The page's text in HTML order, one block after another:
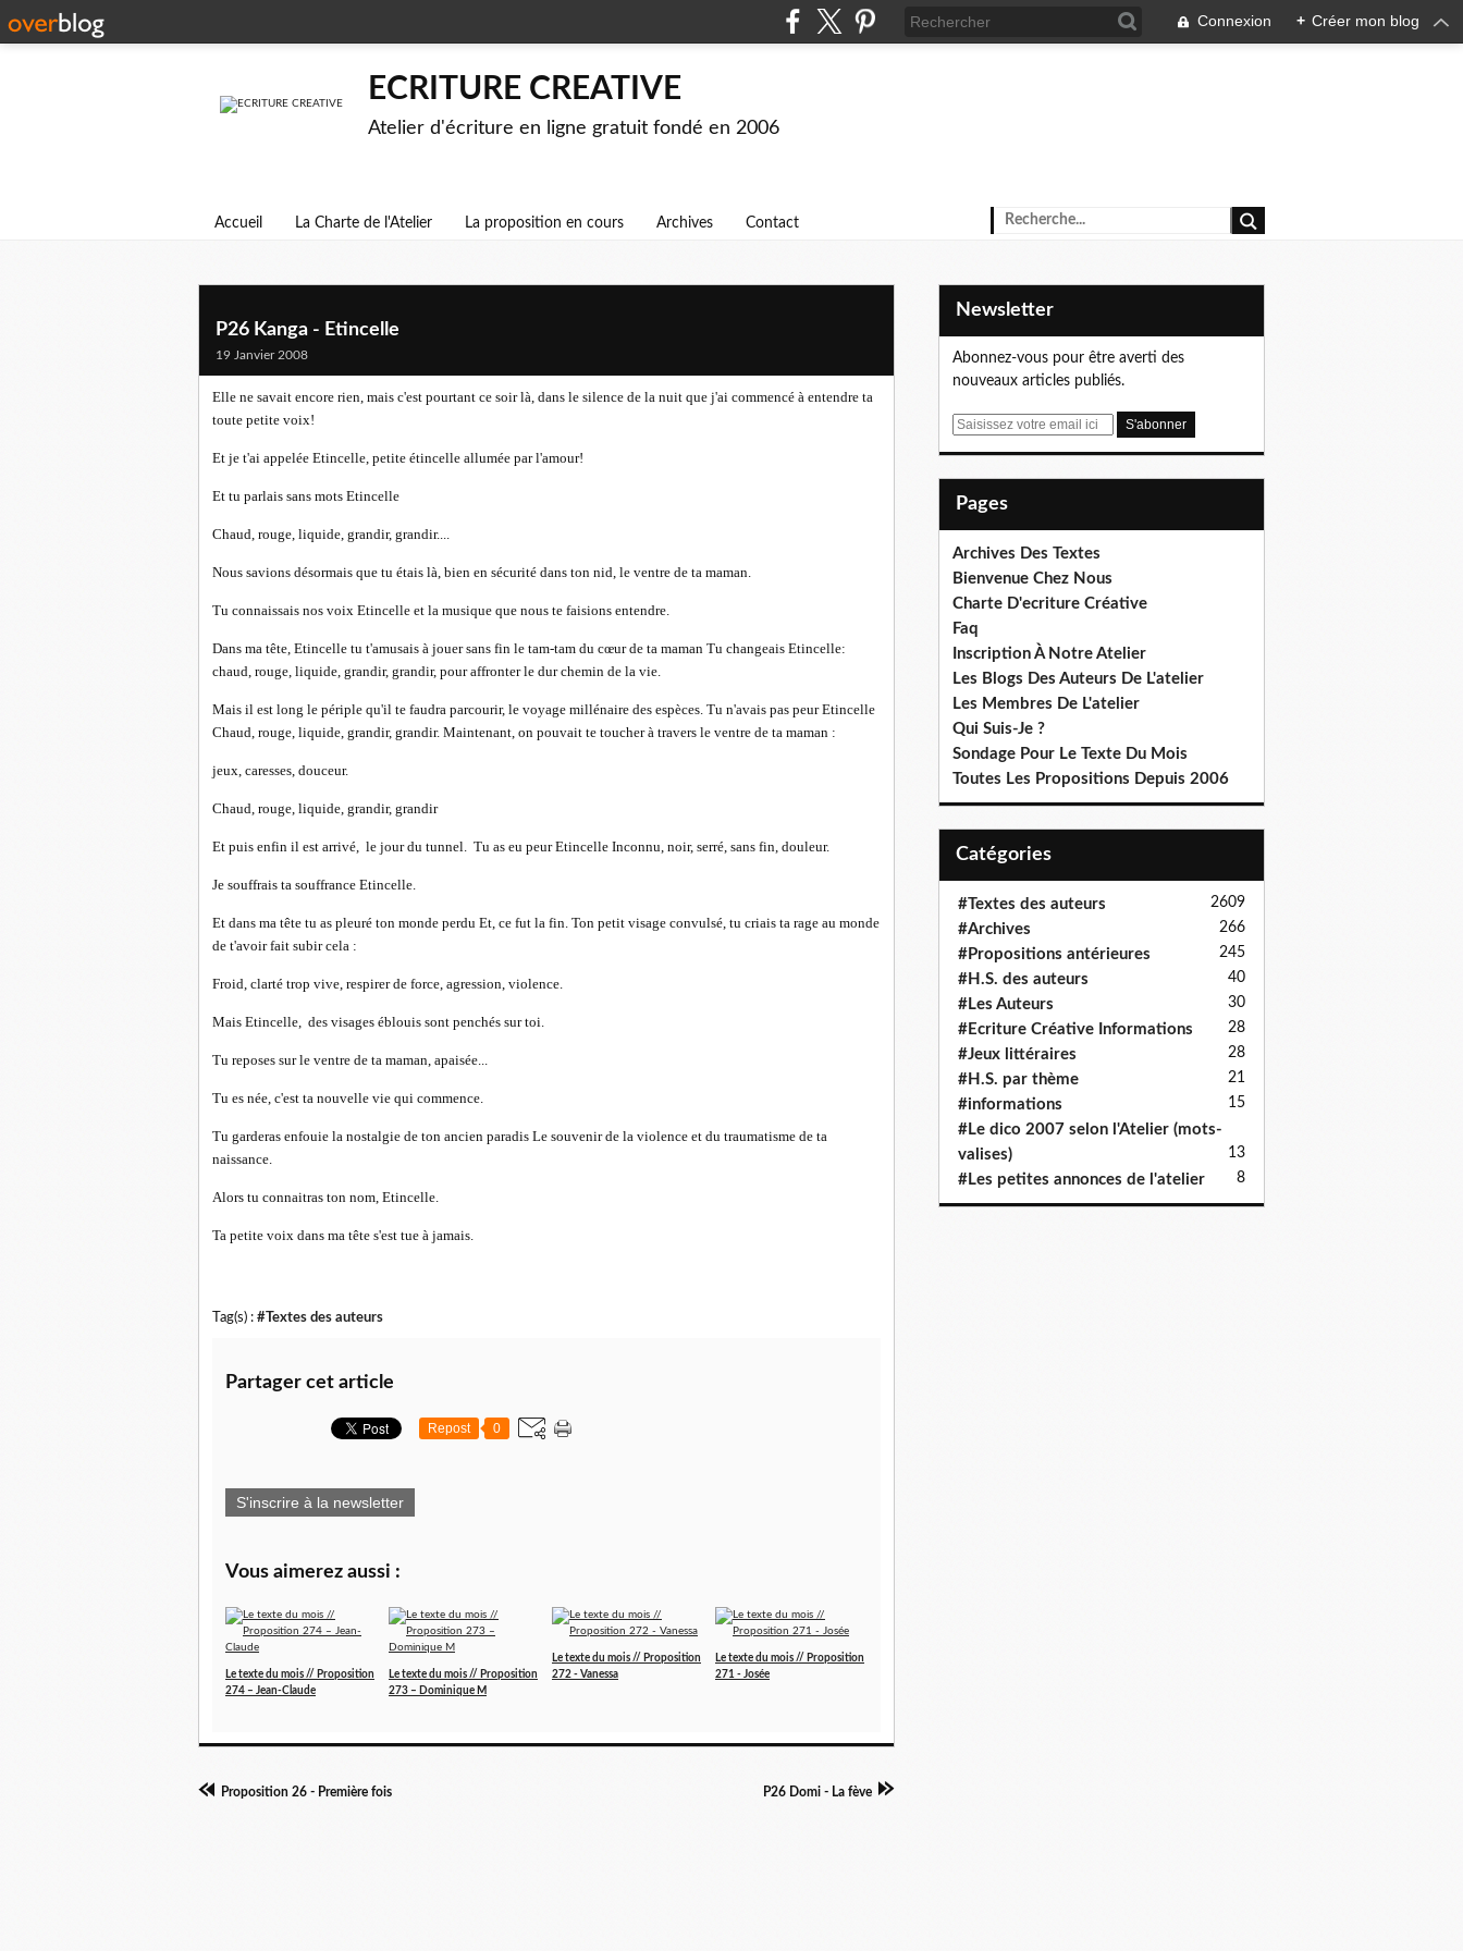
Connexion + Créer mon blog
ECRITURE CREATIVE
Atelier d'écriture en ligne gratuit fondé en 2006
Accueil La Charte de l'Atelier La proposition en cours Archives Contact
P26 Kanga - Etincelle
19 Janvier 2008
Elle ne savait encore rien, mais c'est pourtant ce soir là, dans le silence de la nuit que j'ai commencé à entendre ta
toute petite voix!
Et je t'ai appelée Etincelle, petite étincelle allumée par l'amour!
Et tu parlais sans mots Etincelle
Chaud, rouge, liquide, grandir, grandir....
Nous savions désormais que tu étais là, bien en sécurité dans ton nid, le ventre de ta maman.
Tu connaissais nos voix Etincelle et la musique que nous te faisions entendre.
Dans ma tête, Etincelle tu t'amusais à jouer sans fin le tam-tam du cœur de ta maman Tu changeais Etincelle:
chaud, rouge, liquide, grandir, grandir, pour affronter le dur chemin de la vie.
Mais il est long le périple qu'il te faudra parcourir, le voyage millénaire des espèces. Tu n'avais pas peur Etincelle
Chaud, rouge, liquide, grandir, grandir. Maintenant, on pouvait te toucher à travers le ventre de ta maman :
jeux, caresses, douceur.
Chaud, rouge, liquide, grandir, grandir
Et puis enfin il est arrivé, le jour du tunnel. Tu as eu peur Etincelle Inconnu, noir, serré, sans fin, douleur.
Je souffrais ta souffrance Etincelle.
Et dans ma tête tu as pleuré ton monde perdu Et, ce fut la fin. Ton petit visage convulsé, tu criais ta rage au monde
de t'avoir fait subir cela :
Froid, clarté trop vive, respirer de force, agression, violence.
Mais Etincelle, des visages éblouis sont penchés sur toi.
Tu reposes sur le ventre de ta maman, apaisée...
Tu es née, c'est ta nouvelle vie qui commence.
Tu garderas enfouie la nostalgie de ton ancien paradis Le souvenir de la violence et du traumatisme de ta
naissance.
Alors tu connaitras ton nom, Etincelle.
Ta petite voix dans ma tête s'est tue à jamais.
Tag(s) : #Textes des auteurs
Partager cet article
Repost 0
S'inscrire à la newsletter
Vous aimerez aussi :
Le texte du mois // Proposition
274 – Jean-Claude
Le texte du mois // Proposition
273 – Dominique M
Le texte du mois // Proposition
272 - Vanessa
Le texte du mois // Proposition
271 - Josée
Proposition 26 - Première fois P26 Domi - La fève
Newsletter
Abonnez-vous pour être averti des
nouveaux articles publiés.
E
Pages
Archives Des Textes
Bienvenue Chez Nous
Charte D'ecriture Créative
Faq
Inscription À Notre Atelier
Les Blogs Des Auteurs De L'atelier
Les Membres De L'atelier
Qui Suis-Je ?
Sondage Pour Le Texte Du Mois
Toutes Les Propositions Depuis 2006
Catégories
#Textes des auteurs 2609
#Archives 266
#Propositions antérieures 245
#H.S. des auteurs 40
#Les Auteurs 30
#Ecriture Créative Informations 28
#Jeux littéraires 28
#H.S. par thème 21
#informations 15
#Le dico 2007 selon l'Atelier (mots-
valises)
13
#Les petites annonces de l'atelier 8